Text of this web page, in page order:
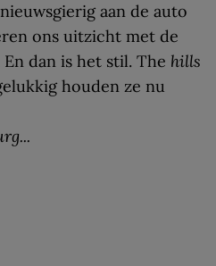
aan de auto
ons uitzicht met de
dan is het stil. The hills
houden ze nu